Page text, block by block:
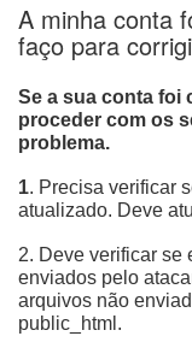
A minha conta
faço para
Se a sua conta foi
proceder com os
problema.
1. Precisa verificar
atualizado. Deve
2. Deve verificar se
enviados pelo
arquivos não
public_html.